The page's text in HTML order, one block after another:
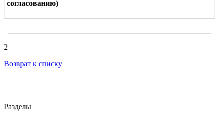
согласованию)
2
Возврат к списку
Разделы